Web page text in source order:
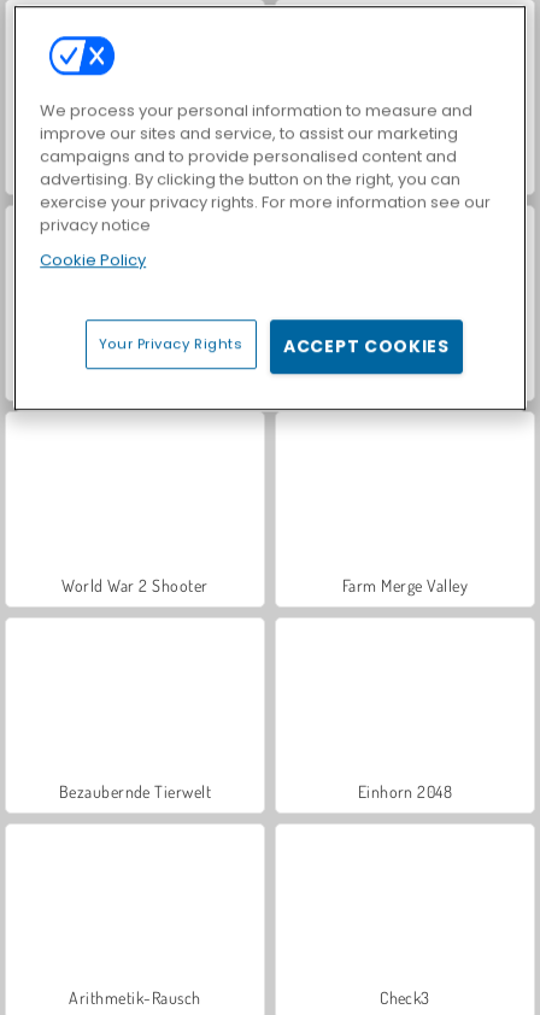
Car Parking City Duel Casino World
ASMR Makeover & Makeup Studio
World War 2 Shooter Farm Merge Valley
Bezaubernde Tierwelt Einhorn 2048
Arithmetik-Rausch Check3
We process your personal information to measure and
improve our sites and service, to assist our marketing
campaigns and to provide personalised content and
advertising. By clicking the button on the right, you can
exercise your privacy rights. For more information see our
privacy notice
Cookie Policy
Your Privacy Rights ACCEPT COOKIES